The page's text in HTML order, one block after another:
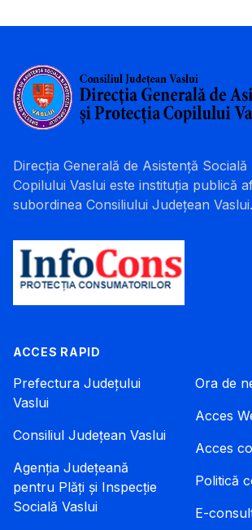
Direcția Generală de Asistență Socială
Copilului Vaslui este instituția publică
subordinea Consiliului Județean Vaslui.
ACCES RAPID
Prefectura Județului
Vaslui
Consiliul Județean Vaslui
Agenția Județeană
pentru Plăți și Inspecție
Socială Vaslui
Ora de
Acces
Acces
Politică
E-